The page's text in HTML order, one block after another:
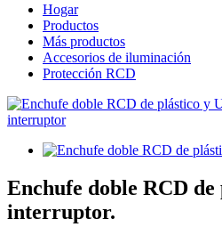
Hogar
Productos
Más productos
Accesorios de iluminación
Protección RCD
Enchufe doble RCD de
interruptor.